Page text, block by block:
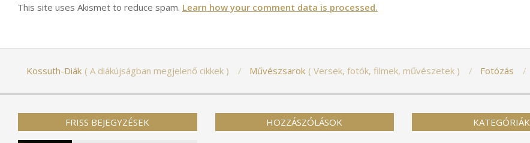
This site uses Akismet to reduce spam. Learn how your comment data is processed.
Kossuth-Diák A diákújságban megjelenő cikkek Művészsarok Versek, fotók, filmek, művészetek Fotózás
FRISS BEJEGYZÉSEK HOZZÁSZÓLÁSOK KATEGÓRIÁK